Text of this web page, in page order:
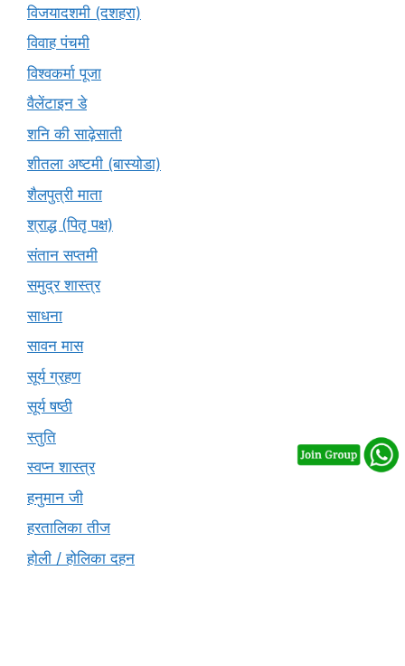
विजयादशमी (दशहरा)
विवाह पंचमी
विश्वकर्मा पूजा
वैलेंटाइन डे
शनि की साढ़ेसाती
शीतला अष्टमी (बास्योडा)
शैलपुत्री माता
श्राद्ध (पितृ पक्ष)
संतान सप्तमी
समुद्र शास्त्र
साधना
सावन मास
सूर्य ग्रहण
सूर्य षष्ठी
स्तुति
स्वप्न शास्त्र
हनुमान जी
हरतालिका तीज
होली / होलिका दहन